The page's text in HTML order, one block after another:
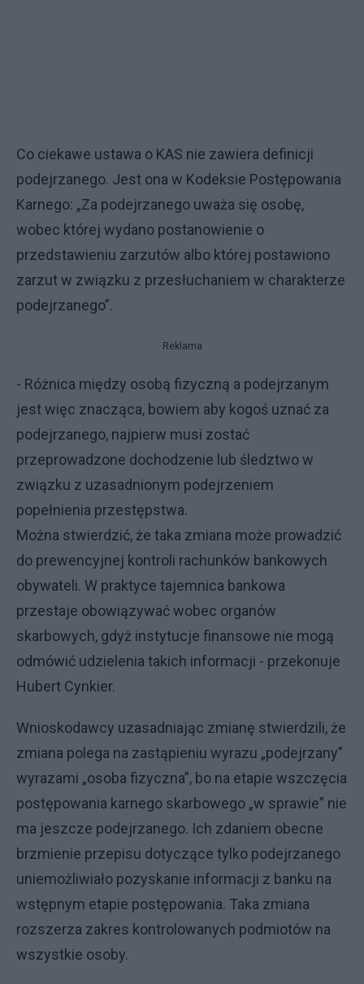
Co ciekawe ustawa o KAS nie zawiera definicji
podejrzanego. Jest ona w Kodeksie Postępowania
Karnego: „Za podejrzanego uważa się osobę,
wobec której wydano postanowienie o
przedstawieniu zarzutów albo której postawiono
zarzut w związku z przesłuchaniem w charakterze
podejrzanego”.
Reklama
- Różnica między osobą fizyczną a podejrzanym
jest więc znacząca, bowiem aby kogoś uznać za
podejrzanego, najpierw musi zostać
przeprowadzone dochodzenie lub śledztwo w
związku z uzasadnionym podejrzeniem
popełnienia przestępstwa.
Można stwierdzić, że taka zmiana może prowadzić
do prewencyjnej kontroli rachunków bankowych
obywateli. W praktyce tajemnica bankowa
przestaje obowiązywać wobec organów
skarbowych, gdyż instytucje finansowe nie mogą
odmówić udzielenia takich informacji - przekonuje
Hubert Cynkier.
Wnioskodawcy uzasadniając zmianę stwierdzili, że
zmiana polega na zastąpieniu wyrazu „podejrzany”
wyrazami „osoba fizyczna”, bo na etapie wszczęcia
postępowania karnego skarbowego „w sprawie” nie
ma jeszcze podejrzanego. Ich zdaniem obecne
brzmienie przepisu dotyczące tylko podejrzanego
uniemożliwiało pozyskanie informacji z banku na
wstępnym etapie postępowania. Taka zmiana
rozszerza zakres kontrolowanych podmiotów na
wszystkie osoby.